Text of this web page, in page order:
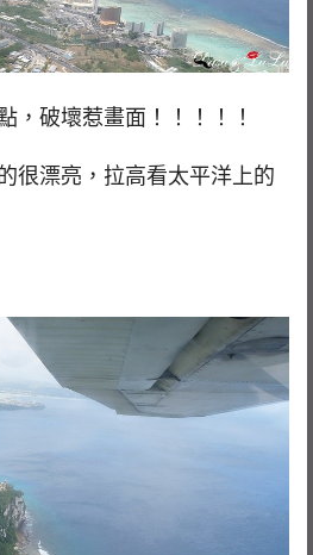
，破壞惹畫面！！！！！
很漂亮，拉高看太平洋上的